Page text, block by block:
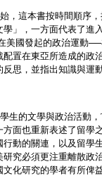
這本書按時間順序，
」，一方面代表了進
美國發起的政治運動
置在東亞所造成的政
思，並指出知識與運
的文學與政治活動，
面也重新表述了留學
行動的關連，以及留學
研究必須更注重離散政
化研究的學者有所俾